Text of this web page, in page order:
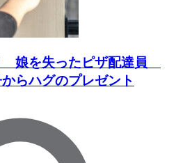
娘を失ったピザ配達員
らハグのプレゼント